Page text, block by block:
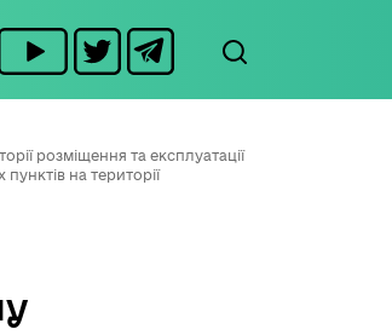
розміщення та експлуатації
на території